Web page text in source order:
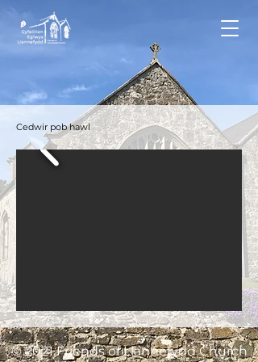
Cedwir pob hawl
© 2021 Friends of Llannefydd Church